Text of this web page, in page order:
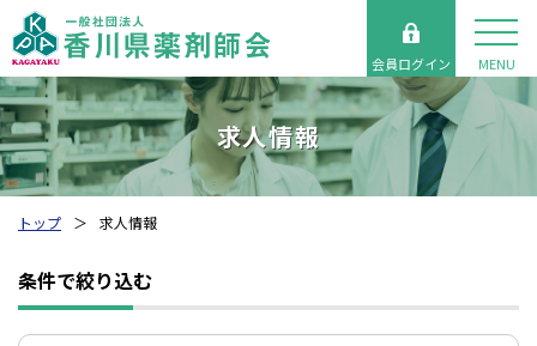
会員ログイン MENU
求人情報
トップ 求人情報
条件で絞り込む